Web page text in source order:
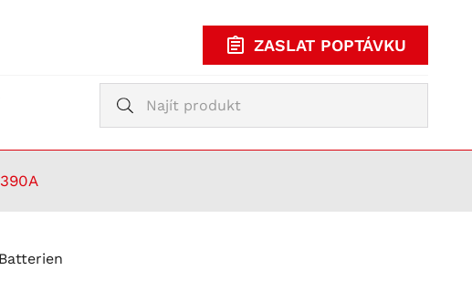
ZASLAT POPTÁVKU
JAK NAKUPOVATVyhledávání